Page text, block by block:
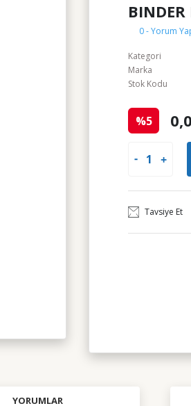
BINDER
0 - Yorum
Kategori
Marka
Stok Kodu
%5
Tavsiye Et
YORUMLAR